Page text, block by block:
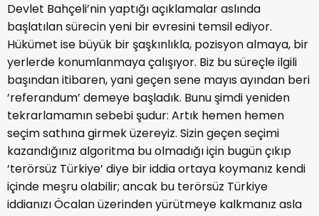
Devlet Bahçeli’nin yaptığı açıklamalar aslında
başlatılan sürecin yeni bir evresini temsil ediyor.
Hükümet ise büyük bir şaşkınlıkla, pozisyon almaya, bir
yerlerde konumlanmaya çalışıyor. Biz bu süreçle ilgili
başından itibaren, yani geçen sene mayıs ayından beri
‘referandum’ demeye başladık. Bunu şimdi yeniden
tekrarlamamın sebebi şudur: Artık hemen hemen
seçim sathına girmek üzereyiz. Sizin geçen seçimi
kazandığınız algoritma bu olmadığı için bugün çıkıp
‘terörsüz Türkiye’ diye bir iddia ortaya koymanız kendi
içinde meşru olabilir; ancak bu terörsüz Türkiye
iddianızı Öcalan üzerinden yürütmeye kalkmanız asla